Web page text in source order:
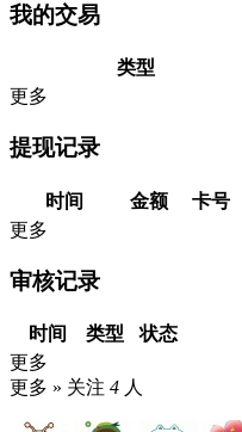
我的交易
类型
更多
提现记录
时间 金额 卡号
更多
审核记录
时间 类型 状态
更多
更多 » 关注 4 人